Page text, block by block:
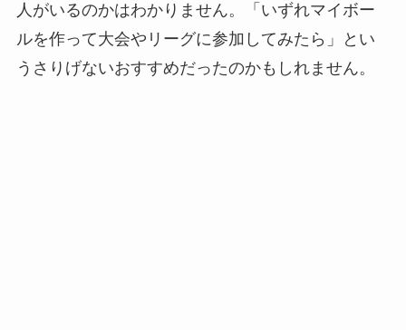
人がいるのかはわかりません。「いずれマイボー
ルを作って大会やリーグに参加してみたら」とい
うさりげないおすすめだったのかもしれません。